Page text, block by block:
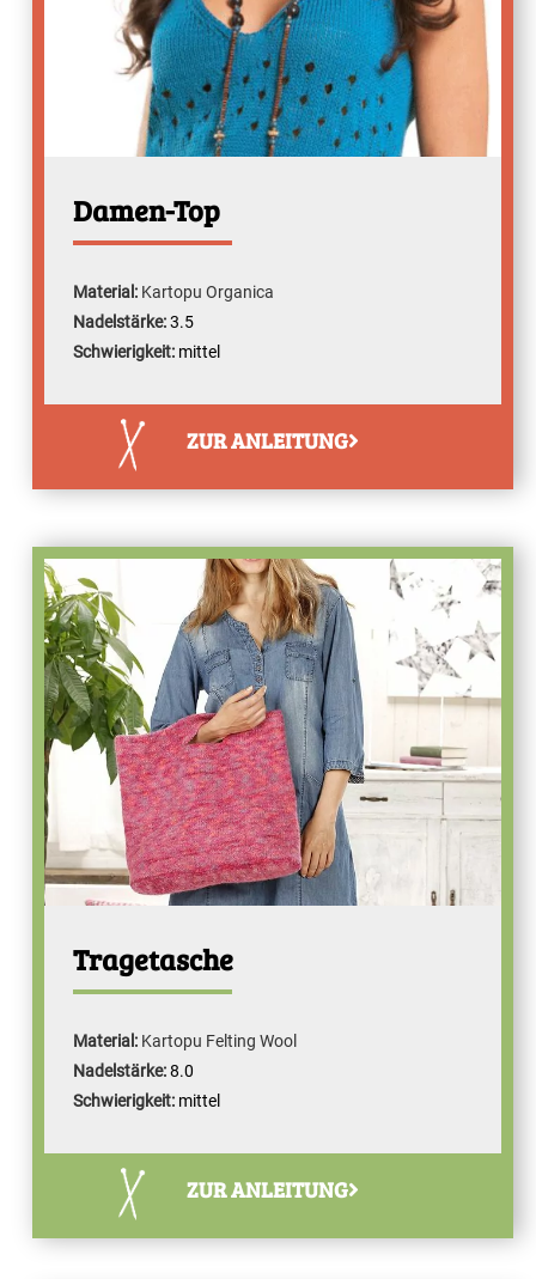
Damen-Top
Material: Kartopu Organica
Nadelstärke:3.5
Schwierigkeit: mittel
ZUR ANLEITUNG
Tragetasche
Material: Kartopu Felting Wool
Nadelstärke:8.0
Schwierigkeit: mittel
ZUR ANLEITUNG